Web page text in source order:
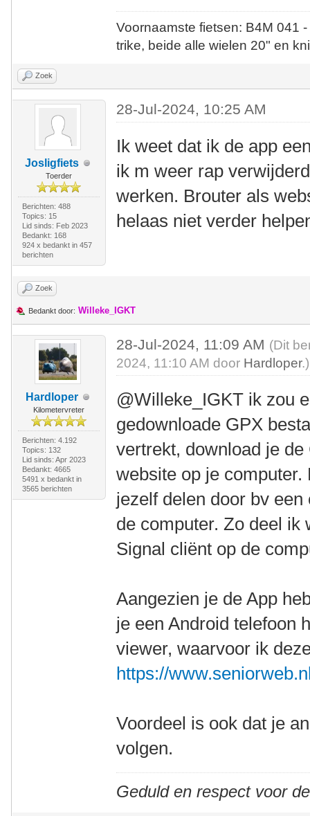
Voornaamste fietsen: B4M
trike, beide alle wielen 20" en
Zoek
Josligfiets
Toerder
Berichten: 488
Topics: 15
Lid sinds: Feb 2023
Bedankt: 168
924 x bedankt in 457
berichten
28-Jul-2024, 10:25 AM
Ik weet dat ik de app
ik m weer rap
werken. Brouter als
helaas niet verder
Zoek
Bedankt door: Willeke_IGKT
Hardloper
Kilometervreter
Berichten: 4.192
Topics: 132
Lid sinds: Apr 2023
Bedankt: 4665
5491 x bedankt in
3565 berichten
28-Jul-2024, 11:09 AM (Dit
2024, 11:10 AM door Hardloper.)
@Willeke_IGKT ik zou
gedownloade GPX
vertrekt, download je
website op je
jezelf delen door bv
de computer. Zo deel ik
Signal cliënt op de
Aangezien je de App
je een Android telefoon
viewer, waarvoor ik
https://
Voordeel is ook dat je
volgen.
Geduld en respect voor